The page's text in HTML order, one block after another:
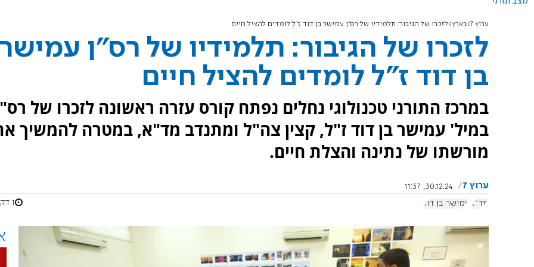
ערוץ 7 בארץ לזכרו של הגיבור: תלמידיו של רס"ן עמישר בן דוד ז"ל לומדים להציל חיים
לזכרו של הגיבור: תלמידיו של רס"ן
בן דוד ז"ל לומדים להציל חיים
במרכז התורני טכנולוגי נחלים נפתח קורס עזרה ראשונה לזכרו של
במיל' עמישר בן דוד ז"ל, קצין צה"ל ומתנדב מד"א, במטרה להמשיך
מורשתו של נתינה והצלת חיים.
ערוץ 7
30.12.24, 11:37
מד"א
עמישר בן דוד 1 דקות